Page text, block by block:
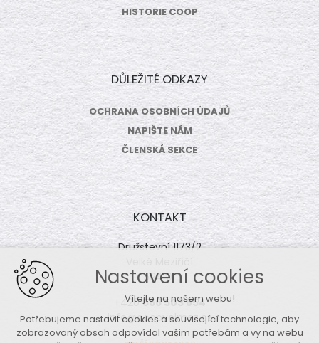
HISTORIE COOP
DŮLEŽITÉ ODKAZY
OCHRANA OSOBNÍCH ÚDAJŮ
NAPIŠTE NÁM
ČLENSKÁ SEKCE
KONTAKT
Družstevní 1173/2
594 01
+420566 503 854
info@coopvelmez.cz
Nastavení cookies
Vítejte na našem webu!
Potřebujeme nastavit cookies a související technologie, aby
zobrazovaný obsah odpovídal vašim potřebám a vy na webu